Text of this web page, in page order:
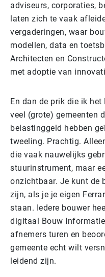
adviseurs, corporaties,
laten zich te vaak
vergaderingen, waar
modellen, data en
Architecten en
met adoptie van
En dan de prik die ik
veel (grote) gemeenten
belastinggeld hebben
tweeling. Prachtig.
die vaak nauwelijks
stuurinstrument, maar
onzichtbaar. Je kunt de
zijn, als je je eigen
staan. Iedere bouwer
digitaal Bouw
afnemers turen en
gemeente echt wilt
leidend zijn.